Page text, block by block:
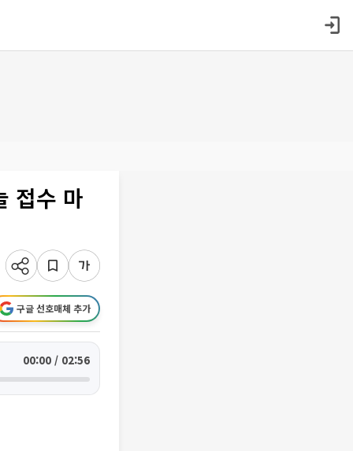
접수 마
구글 선호매체 추가
00:00 / 02:56